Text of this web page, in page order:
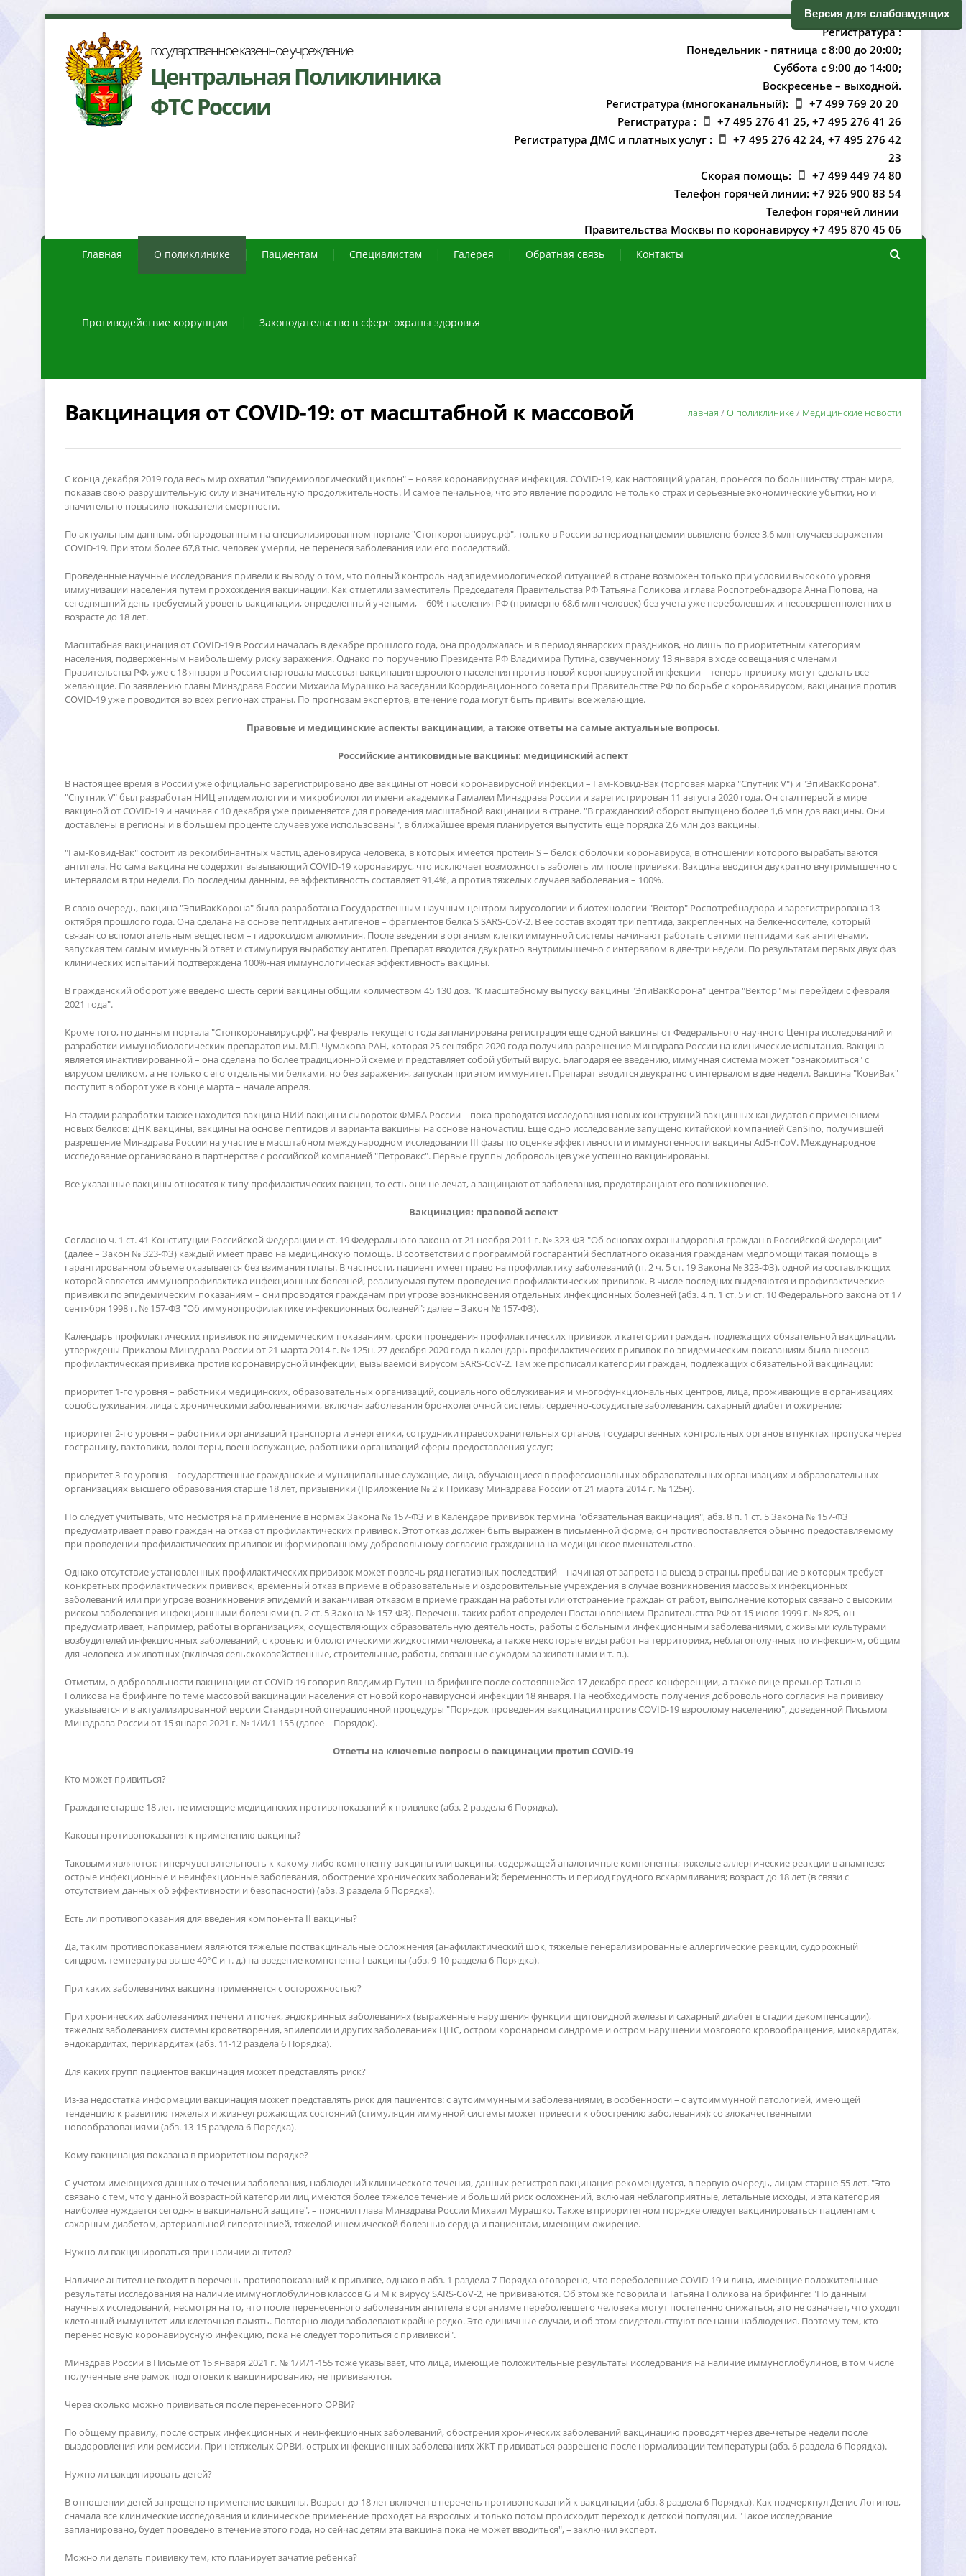
осударственное казенное учреждение
Центральная Поликлиника
ФТС России
Регистратура :
Понедельник - пятница с 8:00 до 20:00;
Суббота с 9:00 до 14:00;
оскресенье – выходной.
Регистратура (многоканальный):
+7 499 769 20 20
Регистратура :
+7 495 276 41 25, +7 495 276 41 26
Регистратура ДМС и платных услуг :
+7 495 276 42 24, +7 495 276 42
23
Скорая помощь:
+7 499 449 74 80
Телефон горячей линии: +7 926 900 83 54
Телефон горячей линии
Правительства Москвы по коронавирусу +7 495 870 45 06
Главная О поликлинике Пациентам Специалистам Галерея Обратная связь Контакты
Противодействие коррупции Законодательство в сфере охраны здоровья
акцинация от COVID-19: от масштабной к массовой Главная /О поликлинике/ Медицинские новости
С конца декабря 2019 года весь мир охватил "эпидемиологический циклон" – новая коронавирусная инфекция. COVID-19, как настоящий ураган, пронесся по большинству стран мира,
показав свою разрушительную силу и значительную продолжительность. И самое печальное, что это явление породило не только страх и серьезные экономические убытки, но и
значительно повысило показатели смертности.
По актуальным данным, обнародованным на специализированном портале "Стопкоронавирус.рф", только в России за период пандемии выявлено более 3,6 млн случаев заражения
COVID-19. При этом более 67,8 тыс. человек умерли, не перенеся заболевания или его последствий.
Проведенные научные исследования привели к выводу о том, что полный контроль над эпидемиологической ситуацией в стране возможен только при условии высокого уровня
иммунизации населения путем прохождения вакцинации. Как отметили заместитель Председателя Правительства РФ Татьяна Голикова и глава Роспотребнадзора Анна Попова, на
сегодняшний день требуемый уровень вакцинации, определенный учеными, – 60% населения РФ (примерно 68,6 млн человек) без учета уже переболевших и несовершеннолетних
озрасте до 18 лет.
Масштабная вакцинация от COVID-19 в России началась в декабре прошлого года, она продолжалась и в период январских праздников, но лишь по приоритетным категориям
населения, подверженным наибольшему риску заражения. Однако по поручению Президента РФ Владимира Путина, озвученному 13 января в ходе совещания с членами
Правительства РФ, уже с 18 января в России стартовала массовая вакцинация взрослого населения против новой коронавирусной инфекции – теперь прививку могут сделать все
желающие. По заявлению главы Минздрава России Михаила Мурашко на заседании Координационного совета при Правительстве РФ по борьбе с коронавирусом, вакцинация проти
COVID-19 уже проводится во всех регионах страны. По прогнозам экспертов, в течение года могут быть привиты все желающие.
Правовые и медицинские аспекты вакцинации, а также ответы на самые актуальные вопросы.
Российские антиковидные вакцины: медицинский аспект
настоящее время в России уже официально зарегистрировано две вакцины от новой коронавирусной инфекции – Гам-Ковид-Вак (торговая марка "Спутник V") и "ЭпиВакКорона".
"Спутник V" был разработан НИЦ эпидемиологии и микробиологии имени академика Гамалеи Минздрава России и зарегистрирован 11 августа 2020 года. Он стал первой в мире
акциной от COVID-19 и начиная с 10 декабря уже применяется для проведения масштабной вакцинации в стране. "В гражданский оборот выпущено более 1,6 млн доз вакцины. Они
доставлены в регионы и в большем проценте случаев уже использованы", в ближайшее время планируется выпустить еще порядка 2,6 млн доз вакцины.
"Гам-Ковид-Вак" состоит из рекомбинантных частиц аденовируса человека, в которых имеется протеин S – белок оболочки коронавируса, в отношении которого вырабатываются
антитела. Но сама вакцина не содержит вызывающий COVID-19 коронавирус, что исключает возможность заболеть им после прививки. Вакцина вводится двукратно внутримышечно с
интервалом в три недели. По последним данным, ее эффективность составляет 91,4%, а против тяжелых случаев заболевания – 100%.
свою очередь, вакцина "ЭпиВакКорона" была разработана Государственным научным центром вирусологии и биотехнологии "Вектор" Роспотребнадзора и зарегистрирована 13
октября прошлого года. Она сделана на основе пептидных антигенов – фрагментов белка S SARS-CoV-2. В ее состав входят три пептида, закрепленных на белке-носителе, который
связан со вспомогательным веществом – гидроксидом алюминия. После введения в организм клетки иммунной системы начинают работать с этими пептидами как антигенами,
запуская тем самым иммунный ответ и стимулируя выработку антител. Препарат вводится двукратно внутримышечно с интервалом в две-три недели. По результатам первых двух фаз
клинических испытаний подтверждена 100%-ная иммунологическая эффективность вакцины.
ражданский оборот уже введено шесть серий вакцины общим количеством 45 130 доз. "К масштабному выпуску вакцины "ЭпиВакКорона" центра "Вектор" мы перейдем с февраля
2021 года".
Кроме того, по данным портала "Стопкоронавирус.рф", на февраль текущего года запланирована регистрация еще одной вакцины от Федерального научного Центра исследований и
разработки иммунобиологических препаратов им. М.П. Чумакова РАН, которая 25 сентября 2020 года получила разрешение Минздрава России на клинические испытания. Вакцина
является инактивированной – она сделана по более традиционной схеме и представляет собой убитый вирус. Благодаря ее введению, иммунная система может "ознакомиться" с
ирусом целиком, а не только с его отдельными белками, но без заражения, запуская при этом иммунитет. Препарат вводится двукратно с интервалом в две недели. Вакцина "КовиВак"
поступит в оборот уже в конце марта – начале апреля.
На стадии разработки также находится вакцина НИИ вакцин и сывороток ФМБА России – пока проводятся исследования новых конструкций вакцинных кандидатов с применением
новых белков: ДНК вакцины, вакцины на основе пептидов и варианта вакцины на основе наночастиц. Еще одно исследование запущено китайской компанией CanSino, получившей
разрешение Минздрава России на участие в масштабном международном исследовании III фазы по оценке эффективности и иммуногенности вакцины Ad5-nCoV. Международное
исследование организовано в партнерстве с российской компанией "Петровакс". Первые группы добровольцев уже успешно вакцинированы.
се указанные вакцины относятся к типу профилактических вакцин, то есть они не лечат, а защищают от заболевания, предотвращают его возникновение.
акцинация: правовой аспект
Согласно ч. 1 ст. 41 Конституции Российской Федерации и ст. 19 Федерального закона от 21 ноября 2011 г. № 323-ФЗ "Об основах охраны здоровья граждан в Российской Федерации"
(далее – Закон № 323-ФЗ) каждый имеет право на медицинскую помощь. В соответствии с программой госгарантий бесплатного оказания гражданам медпомощи такая помощь
арантированном объеме оказывается без взимания платы. В частности, пациент имеет право на профилактику заболеваний (п. 2 ч. 5 ст. 19 Закона № 323-ФЗ), одной из составляющих
которой является иммунопрофилактика инфекционных болезней, реализуемая путем проведения профилактических прививок. В числе последних выделяются и профилактические
прививки по эпидемическим показаниям – они проводятся гражданам при угрозе возникновения отдельных инфекционных болезней (абз. 4 п. 1 ст. 5 и ст. 10 Федерального закона от 17
сентября 1998 г. № 157-ФЗ "Об иммунопрофилактике инфекционных болезней"; далее – Закон № 157-ФЗ).
Календарь профилактических прививок по эпидемическим показаниям, сроки проведения профилактических прививок и категории граждан, подлежащих обязательной вакцинации,
утверждены Приказом Минздрава России от 21 марта 2014 г. № 125н. 27 декабря 2020 года в календарь профилактических прививок по эпидемическим показаниям была внесена
профилактическая прививка против коронавирусной инфекции, вызываемой вирусом SARS-CoV-2. Там же прописали категории граждан, подлежащих обязательной вакцинации:
приоритет 1-го уровня – работники медицинских, образовательных организаций, социального обслуживания и многофункциональных центров, лица, проживающие в организациях
соцобслуживания, лица с хроническими заболеваниями, включая заболевания бронхолегочной системы, сердечно-сосудистые заболевания, сахарный диабет и ожирение;
приоритет 2-го уровня – работники организаций транспорта и энергетики, сотрудники правоохранительных органов, государственных контрольных органов в пунктах пропуска через
осграницу, вахтовики, волонтеры, военнослужащие, работники организаций сферы предоставления услуг;
приоритет 3-го уровня – государственные гражданские и муниципальные служащие, лица, обучающиеся в профессиональных образовательных организациях и образовательных
организациях высшего образования старше 18 лет, призывники (Приложение № 2 к Приказу Минздрава России от 21 марта 2014 г. № 125н).
Но следует учитывать, что несмотря на применение в нормах Закона № 157-ФЗ и в Календаре прививок термина "обязательная вакцинация", абз. 8 п. 1 ст. 5 Закона № 157-ФЗ
предусматривает право граждан на отказ от профилактических прививок. Этот отказ должен быть выражен в письменной форме, он противопоставляется обычно предоставляемому
при проведении профилактических прививок информированному добровольному согласию гражданина на медицинское вмешательство.
Однако отсутствие установленных профилактических прививок может повлечь ряд негативных последствий – начиная от запрета на выезд в страны, пребывание в которых требует
конкретных профилактических прививок, временный отказ в приеме в образовательные и оздоровительные учреждения в случае возникновения массовых инфекционных
заболеваний или при угрозе возникновения эпидемий и заканчивая отказом в приеме граждан на работы или отстранение граждан от работ, выполнение которых связано с высоким
риском заболевания инфекционными болезнями (п. 2 ст. 5 Закона № 157-ФЗ). Перечень таких работ определен Постановлением Правительства РФ от 15 июля 1999 г. № 825, он
предусматривает, например, работы в организациях, осуществляющих образовательную деятельность, работы с больными инфекционными заболеваниями, с живыми культурами
озбудителей инфекционных заболеваний, с кровью и биологическими жидкостями человека, а также некоторые виды работ на территориях, неблагополучных по инфекциям, общим
для человека и животных (включая сельскохозяйственные, строительные, работы, связанные с уходом за животными и т. п.).
Отметим, о добровольности вакцинации от COVID-19 говорил Владимир Путин на брифинге после состоявшейся 17 декабря пресс-конференции, а также вице-премьер Татьяна
Голикова на брифинге по теме массовой вакцинации населения от новой коронавирусной инфекции 18 января. На необходимость получения добровольного согласия на прививку
указывается и в актуализированной версии Стандартной операционной процедуры "Порядок проведения вакцинации против COVID-19 взрослому населению", доведенной Письмом
Минздрава России от 15 января 2021 г. № 1/И/1-155 (далее – Порядок).
Ответы на ключевые вопросы о вакцинации против COVID-19
Кто может привиться?
Граждане старше 18 лет, не имеющие медицинских противопоказаний к прививке (абз. 2 раздела 6 Порядка).
Каковы противопоказания к применению вакцины?
Таковыми являются: гиперчувствительность к какому-либо компоненту вакцины или вакцины, содержащей аналогичные компоненты; тяжелые аллергические реакции в анамнезе;
острые инфекционные и неинфекционные заболевания, обострение хронических заболеваний; беременность и период грудного вскармливания; возраст до 18 лет (в связи с
отсутствием данных об эффективности и безопасности) (абз. 3 раздела 6 Порядка).
Есть ли противопоказания для введения компонента II вакцины?
Да, таким противопоказанием являются тяжелые поствакцинальные осложнения (анафилактический шок, тяжелые генерализированные аллергические реакции, судорожный
синдром, температура выше 40°С и т. д.) на введение компонента I вакцины (абз. 9-10 раздела 6 Порядка).
При каких заболеваниях вакцина применяется с осторожностью?
При хронических заболеваниях печени и почек, эндокринных заболеваниях (выраженные нарушения функции щитовидной железы и сахарный диабет в стадии декомпенсации),
тяжелых заболеваниях системы кроветворения, эпилепсии и других заболеваниях ЦНС, остром коронарном синдроме и остром нарушении мозгового кровообращения, миокардитах,
эндокардитах, перикардитах (абз. 11-12 раздела 6 Порядка).
Для каких групп пациентов вакцинация может представлять риск?
Из-за недостатка информации вакцинация может представлять риск для пациентов: с аутоиммунными заболеваниями, в особенности – с аутоиммунной патологией, имеющей
тенденцию к развитию тяжелых и жизнеугрожающих состояний (стимуляция иммунной системы может привести к обострению заболевания); со злокачественными
новообразованиями (абз. 13-15 раздела 6 Порядка).
Кому вакцинация показана в приоритетном порядке?
С учетом имеющихся данных о течении заболевания, наблюдений клинического течения, данных регистров вакцинация рекомендуется, в первую очередь, лицам старше 55 лет. "Это
связано с тем, что у данной возрастной категории лиц имеются более тяжелое течение и больший риск осложнений, включая неблагоприятные, летальные исходы, и эта категория
наиболее нуждается сегодня в вакцинальной защите", – пояснил глава Минздрава России Михаил Мурашко. Также в приоритетном порядке следует вакцинироваться пациентам с
сахарным диабетом, артериальной гипертензией, тяжелой ишемической болезнью сердца и пациентам, имеющим ожирение.
Нужно ли вакцинироваться при наличии антител?
Наличие антител не входит в перечень противопоказаний к прививке, однако в абз. 1 раздела 7 Порядка оговорено, что переболевшие COVID-19 и лица, имеющие положительные
результаты исследования на наличие иммуноглобулинов классов G и М к вирусу SARS-CoV-2, не прививаются. Об этом же говорила и Татьяна Голикова на брифинге: "По данным
научных исследований, несмотря на то, что после перенесенного заболевания антитела в организме переболевшего человека могут постепенно снижаться, это не означает, что уходит
клеточный иммунитет или клеточная память. Повторно люди заболевают крайне редко. Это единичные случаи, и об этом свидетельствуют все наши наблюдения. Поэтому тем, кто
перенес новую коронавирусную инфекцию, пока не следует торопиться с прививкой".
Минздрав России в Письме от 15 января 2021 г. № 1/И/1-155 тоже указывает, что лица, имеющие положительные результаты исследования на наличие иммуноглобулинов, в том числе
полученные вне рамок подготовки к вакцинированию, не прививаются.
Через сколько можно прививаться после перенесенного ОРВИ?
По общему правилу, после острых инфекционных и неинфекционных заболеваний, обострения хронических заболеваний вакцинацию проводят через две-четыре недели после
ыздоровления или ремиссии. При нетяжелых ОРВИ, острых инфекционных заболеваниях ЖКТ прививаться разрешено после нормализации температуры (абз. 6 раздела 6 Порядка).
Нужно ли вакцинировать детей?
отношении детей запрещено применение вакцины. Возраст до 18 лет включен в перечень противопоказаний к вакцинации (абз. 8 раздела 6 Порядка). Как подчеркнул Денис Логинов,
сначала все клинические исследования и клиническое применение проходят на взрослых и только потом происходит переход к детской популяции. "Такое исследование
запланировано, будет проведено в течение этого года, но сейчас детям эта вакцина пока не может вводиться", – заключил эксперт.
Можно ли делать прививку тем, кто планирует зачатие ребенка?
ерсия для слабовидящих